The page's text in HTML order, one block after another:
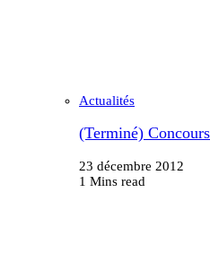
Actualités
(Terminé)
23 décembre 2012
1 Mins read